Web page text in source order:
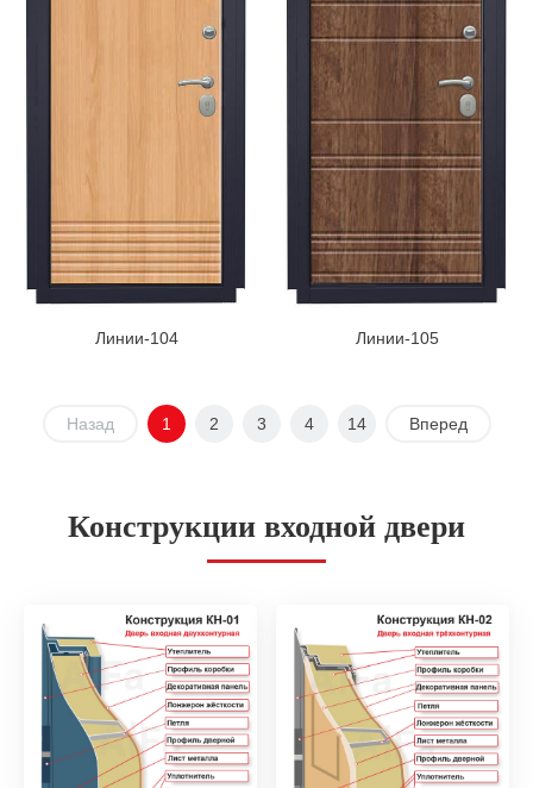
Линии-104 Линии-105
Назад 1 2 3 4 14 Вперед
Конструкции входной двери